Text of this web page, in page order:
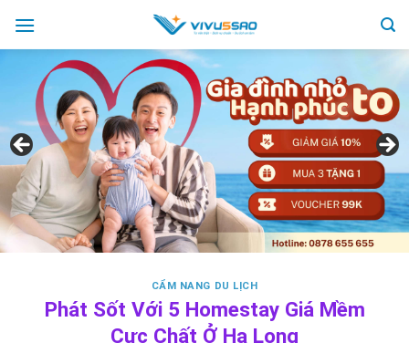
CẨM NANG DU LỊCH
Phát Sốt Với 5 Homestay Giá Mềm
Cực Chất Ở Hạ Long